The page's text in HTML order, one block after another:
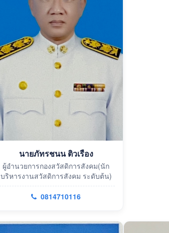
นายภัทรชนน ติวเรือง
ผู้อำนวยการกองสวัสดิการสังคม(นัก
บริหารงานสวัสดิการสังคม ระดับต้น)
0814710116